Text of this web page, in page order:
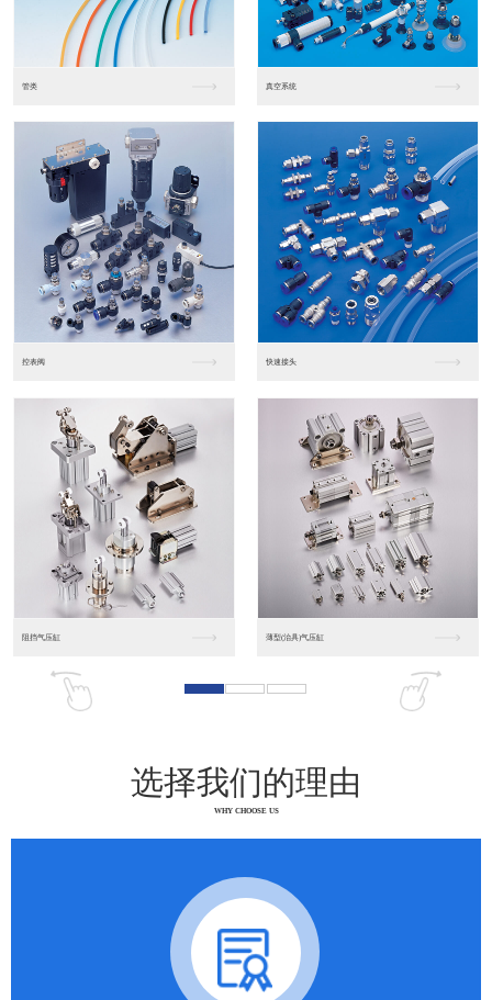
进口松下PLC2 进口松下PLC
东莞松下PLC 松下人机界面GT07
松下人机界面DP10... 数字光钎传感器FX-...
选择我们的理由
WHY CHOOSE US